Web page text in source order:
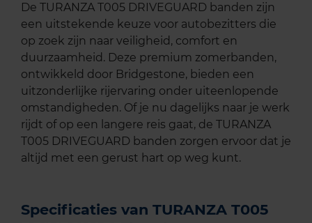
De TURANZA T005 DRIVEGUARD banden zijn
een uitstekende keuze voor autobezitters die
op zoek zijn naar veiligheid, comfort en
duurzaamheid. Deze premium zomerbanden,
ontwikkeld door Bridgestone, bieden een
uitzonderlijke rijervaring onder uiteenlopende
omstandigheden. Of je nu dagelijks naar je werk
rijdt of op een langere reis gaat, de TURANZA
T005 DRIVEGUARD banden zorgen ervoor dat je
altijd met een gerust hart op weg kunt.
Specificaties van TURANZA T005